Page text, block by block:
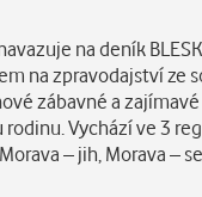
na deník
na zpravodajství ze
zábavné a
Vychází ve 3
– jih, Morava –